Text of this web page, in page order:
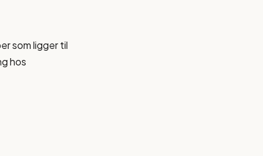
som ligger til
hos